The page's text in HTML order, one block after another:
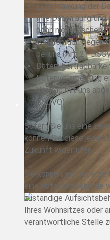
Einschränkung der
Ihre Daten
noch nicht löschen
Widerspruch gegen
bei uns (Art. 21
Datenverarbeitung
Vertrag mit uns
DSGVO).
Sofern Sie uns eine
können Sie diese
Zukunft widerrufen.
Sie können sich
eine Aufsichtsbehörde
zuständige
Ihres Wohnsitzes oder
verantwortliche Stelle